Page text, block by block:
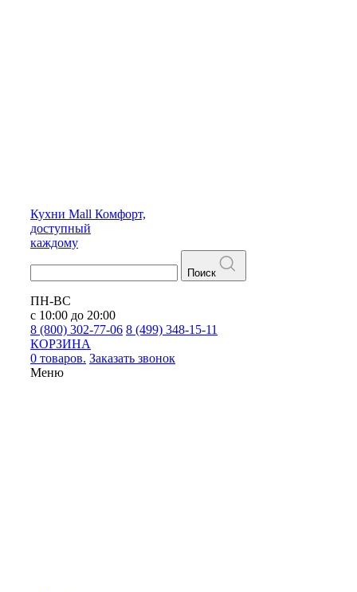
Кухни Mall Комфорт,
доступный
каждому
Поиск
ПН-ВС
с 10:00 до 20:00
8 (800) 302-77-06 8 (499) 348-15-11
КОРЗИНА
0 товаров. Заказать звонок
Меню